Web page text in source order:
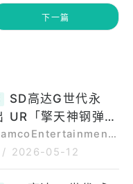
下一篇
SD高达G世代永
UR「擎天神钢弹
「伊欧‧弗雷明」等
、GooglePla
/ 2026-05-12